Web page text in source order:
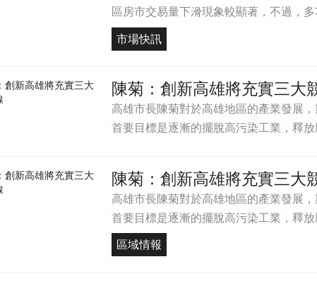
區房市交易量下滑現象較顯著，不過，
市場快訊
陳菊：創新高雄將充實三大
高雄市長陳菊對於高雄地區的產業發展
首要目標是逐漸的擺脫高污染工業，釋
陳菊：創新高雄將充實三大
高雄市長陳菊對於高雄地區的產業發展
首要目標是逐漸的擺脫高污染工業，釋
區域情報